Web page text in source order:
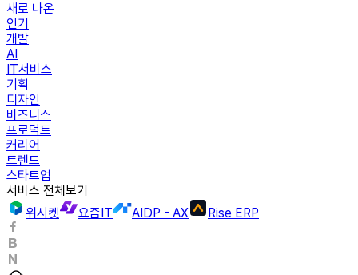
새로 나온
인기
개발
AI
IT서비스
기획
디자인
비즈니스
프로덕트
커리어
트렌드
스타트업
서비스 전체보기
위시켓
요즘IT AIDP - AX Rise ERP